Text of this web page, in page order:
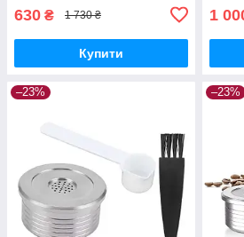
630 ₴ 1 730 ₴
Купити
1
–23% –23%